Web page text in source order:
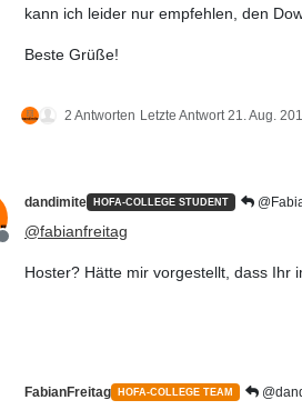
kann ich leider nur empfehlen, den
Beste Grüße!
2 Antworten Letzte Antwort 21. Aug.
Offline
dandimite HOFA-COLLEGE STUDENT
@fabianfreitag
Hoster? Hätte mir vorgestellt, dass Ihr
FabianFreitag HOFA-COLLEGE TEAM